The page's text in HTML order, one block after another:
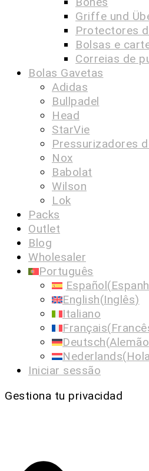
Griffe und
Protectores
Bolsas e
Correias de
Bolas Gavetas
Adidas
Bullpadel
Head
StarVie
Pressurizadores
Nox
Babolat
Wilson
Lok
Packs
Outlet
Blog
Wholesaler
Português
Español(
English(Inglês)
Italiano
Français(
Deutsch(Alemão
Nederlands(
Iniciar sessão
Gestiona tu privacidad